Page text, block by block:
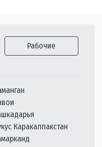
Рабочие
Каракалпакстан